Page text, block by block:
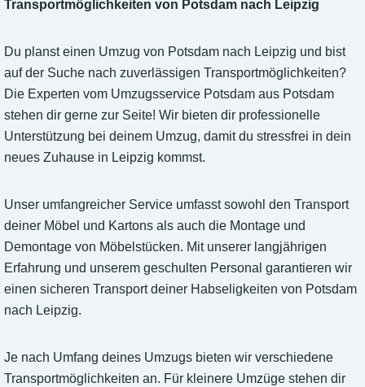
Transportmöglichkeiten von Potsdam nach Leipzig
Du planst einen Umzug von Potsdam nach Leipzig und bist
auf der Suche nach zuverlässigen Transportmöglichkeiten?
Die Experten vom Umzugsservice Potsdam aus Potsdam
stehen dir gerne zur Seite! Wir bieten dir professionelle
Unterstützung bei deinem Umzug, damit du stressfrei in dein
neues Zuhause in Leipzig kommst.
Unser umfangreicher Service umfasst sowohl den Transport
deiner Möbel und Kartons als auch die Montage und
Demontage von Möbelstücken. Mit unserer langjährigen
Erfahrung und unserem geschulten Personal garantieren wir
einen sicheren Transport deiner Habseligkeiten von Potsdam
nach Leipzig.
Je nach Umfang deines Umzugs bieten wir verschiedene
Transportmöglichkeiten an. Für kleinere Umzüge stehen dir